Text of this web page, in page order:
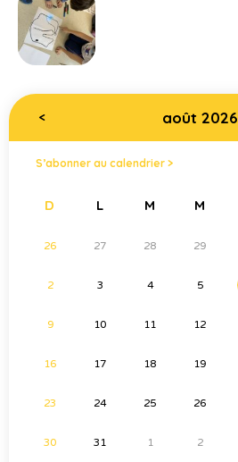
< août 2026
S’abonner au calendrier >
D L M M
26 27 28 29
2 3 4 5
9 10 11 12
16 17 18 19
23 24 25 26
30 31 1 2